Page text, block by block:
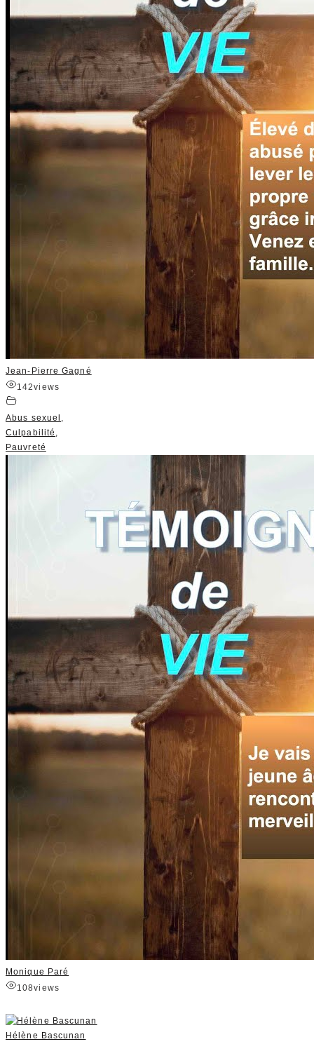
Jean-Pierre Gagné
142views
Abus sexuel ,
Culpabilité ,
Pauvreté
Monique Paré
108views
Hélène Bascunan